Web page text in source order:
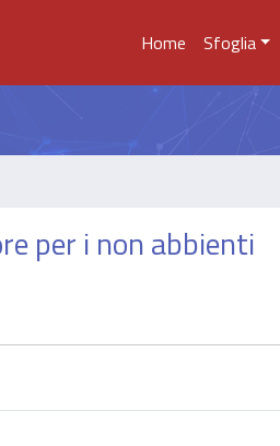
Home Sfoglia
per i non abbienti